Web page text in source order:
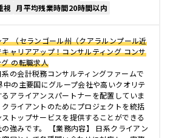
視 月平均残業時間20時間以内
（セランゴール州（クアラルンプール近
ャリアアップ！コンサルティング コンサ
の転職求人
系の会計税務コンサルティングファームで
中の主要国にグループ会社や高いクオリテ
るアライアンスパートナーを配置していま
クライアントのためにプロジェクトを統括
ストップサービスを提供することができる
の強みです。 【業務内容】 日系クライアン